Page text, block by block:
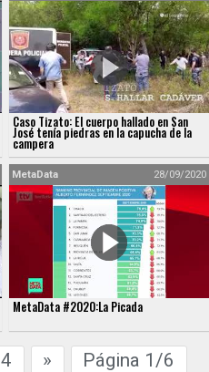
Caso Tizato: El cuerpo hallado en San
José tenía piedras en la capucha de la
campera
MetaData 28/09/2020
MetaData #2020:La Picada
4 » Página 1/6